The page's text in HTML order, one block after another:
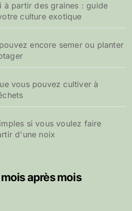
à partir des graines : guide
culture exotique
encore semer ou planter
vous pouvez cultiver à
si vous voulez faire
d'une noix
après mois